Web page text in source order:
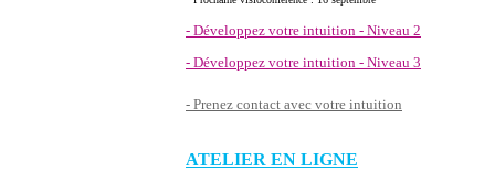
- Développez votre intuition - Niveau 2
- Développez votre intuition - Niveau 3
- Prenez contact avec votre intuition
ATELIER EN LIGNE